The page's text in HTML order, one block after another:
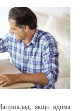
якщо вдома